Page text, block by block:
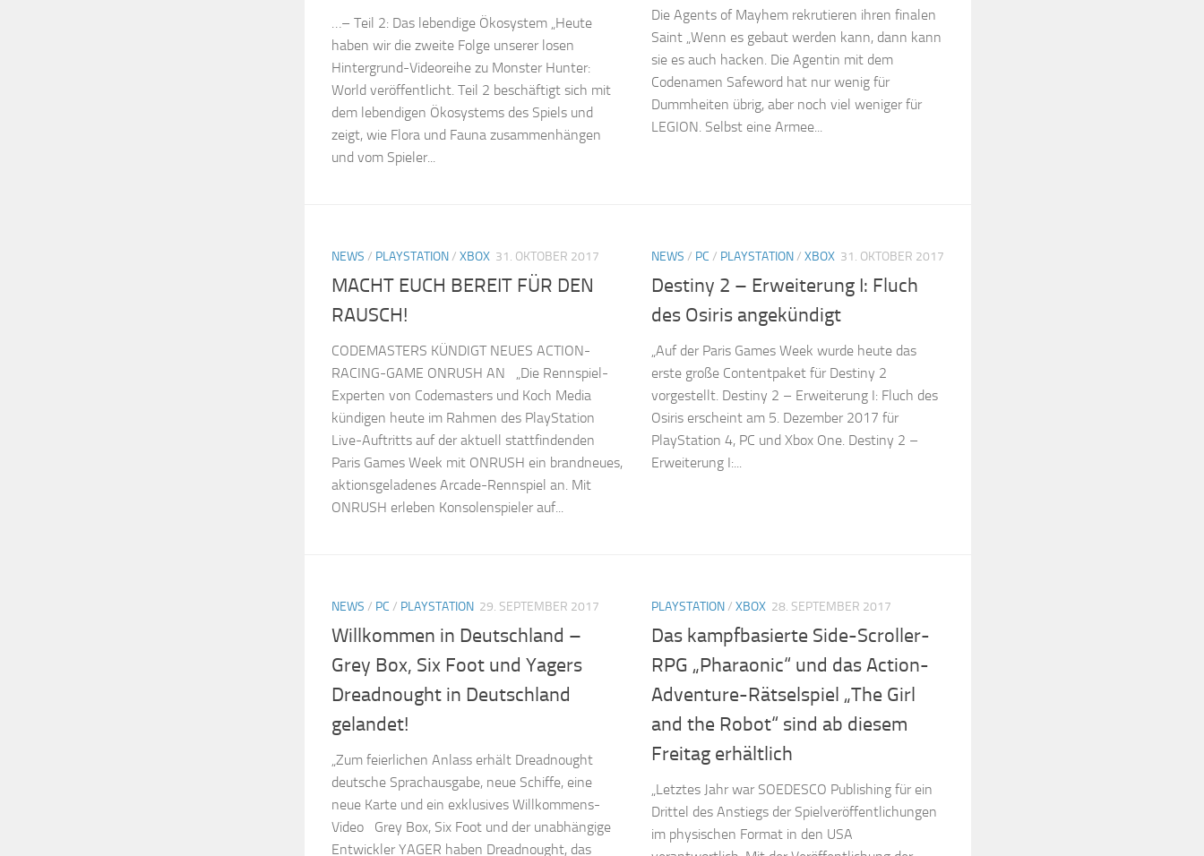
…– Teil 2: Das lebendige Ökosystem „Heute
haben wir die zweite Folge unserer losen
Hintergrund-Videoreihe zu Monster Hunter:
World veröffentlicht. Teil 2 beschäftigt sich mit
dem lebendigen Ökosystems des Spiels und
zeigt, wie Flora und Fauna zusammenhängen
und vom Spieler...
Die Agents of Mayhem rekrutieren ihren finalen
Saint „Wenn es gebaut werden kann, dann kann
sie es auch hacken. Die Agentin mit dem
Codenamen Safeword hat nur wenig für
Dummheiten übrig, aber noch viel weniger für
LEGION. Selbst eine Armee...
NEWS / PLAYSTATION/ XBOX 31. OKTOBER 2017
MACHT EUCH BEREIT FÜR DEN
RAUSCH!
CODEMASTERS KÜNDIGT NEUES ACTION-
RACING-GAME ONRUSH AN „Die Rennspiel-
Experten von Codemasters und Koch Media
kündigen heute im Rahmen des PlayStation
Live-Auftritts auf der aktuell stattfindenden
Paris Games Week mit ONRUSH ein brandneues,
aktionsgeladenes Arcade-Rennspiel an. Mit
ONRUSH erleben Konsolenspieler auf...
NEWS / PC / PLAYSTATION/ XBOX 31. OKTOBER 2017
Destiny 2 – Erweiterung I: Fluch
des Osiris angekündigt
„Auf der Paris Games Week wurde heute das
erste große Contentpaket für Destiny 2
vorgestellt. Destiny 2 – Erweiterung I: Fluch des
Osiris erscheint am 5. Dezember 2017 für
PlayStation 4, PC und Xbox One. Destiny 2 –
Erweiterung I:...
NEWS / PC / PLAYSTATION 29. SEPTEMBER 2017
Willkommen in Deutschland –
Grey Box, Six Foot und Yagers
Dreadnought in Deutschland
gelandet!
„Zum feierlichen Anlass erhält Dreadnought
deutsche Sprachausgabe, neue Schiffe, eine
neue Karte und ein exklusives Willkommens-
Video Grey Box, Six Foot und der unabhängige
Entwickler YAGER haben Dreadnought, das
PLAYSTATION/ XBOX 28. SEPTEMBER 2017
Das kampfbasierte Side-Scroller-
RPG „Pharaonic“ und das Action-
Adventure-Rätselspiel „The Girl
and the Robot“ sind ab diesem
Freitag erhältlich
„Letztes Jahr war SOEDESCO Publishing für ein
Drittel des Anstiegs der Spielveröffentlichungen
im physischen Format in den USA